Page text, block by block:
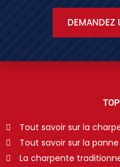
DEMANDEZ
Tout savoir sur la
Tout savoir sur la
La charpente